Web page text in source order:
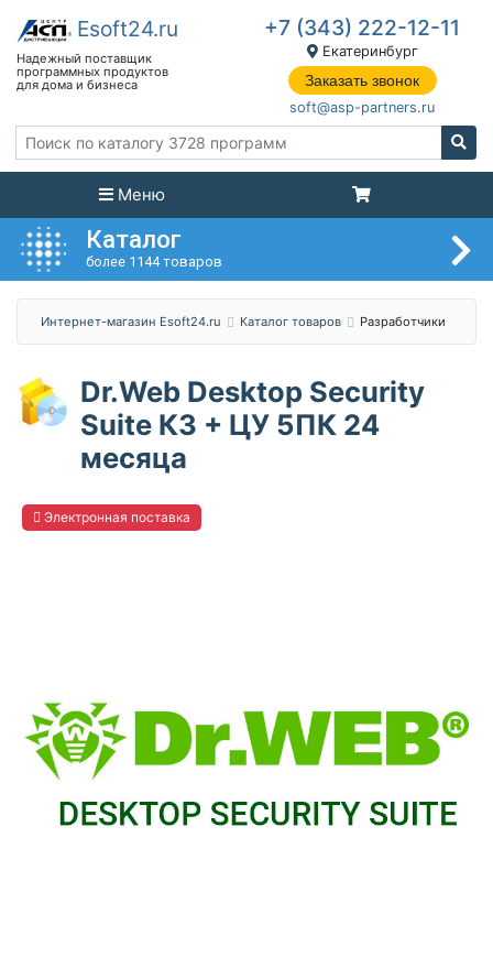
+7 (343) 222-12-11
Екатеринбург
Заказать звонок
soft@asp-partners.ru
Меню
Каталог
более 1144 товаров
Интернет-магазин Esoft24.ru Каталог товаров Разработчики
Dr.Web Desktop Security
Suite КЗ + ЦУ 5ПК 24
месяца
Электронная поставка